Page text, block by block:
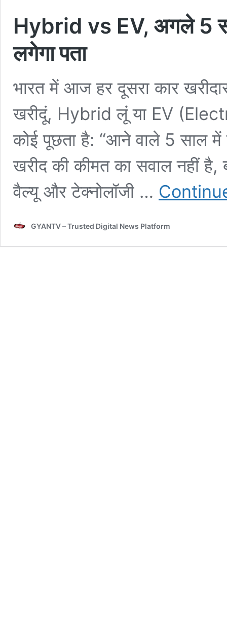
Hybrid vs EV, अगले 5
लगेगा पता
भारत में आज हर दूसरा कार
खरीदूं, Hybrid लूं या EV
कोई पूछता है: “आने वाले 5 साल में
खरीद की कीमत का सवाल नहीं
वैल्यू और टेक्नोलॉजी …
GYANTV – Trusted Digital News Platform